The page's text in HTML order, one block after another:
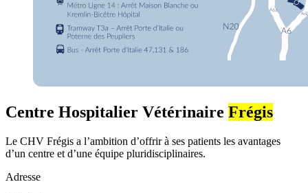
Centre Hospitalier Vétérinaire Frégis
Le CHV Frégis a l’ambition d’offrir à ses patients les avantages
d’un centre et d’une équipe pluridisciplinaires.
Adresse